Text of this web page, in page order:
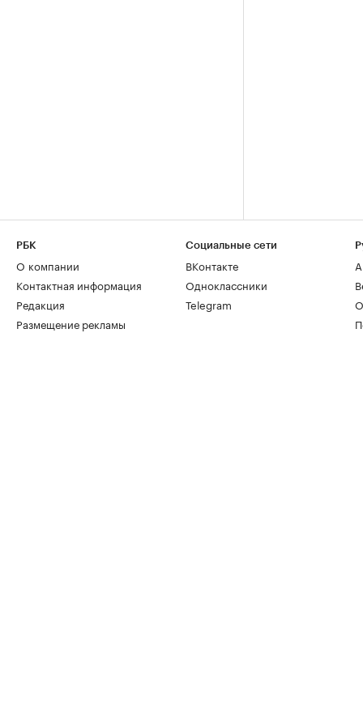
РБК
О компании
Контактная информация
Редакция
Размещение рекламы
Социальные сети
ВКонтакте
Одноклассники
Telegram